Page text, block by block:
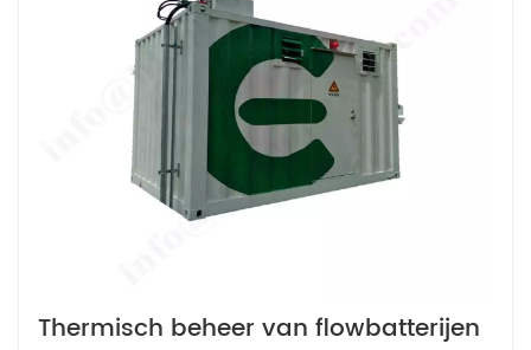
Thermisch beheer van flowbatterijen